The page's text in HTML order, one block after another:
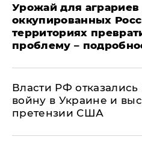
Урожай для аграриев
оккупированных
территориях
проблему –
Власти РФ отказались
войну в Украине и
претензии США